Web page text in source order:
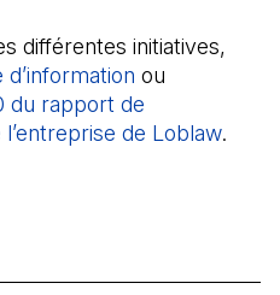
différentes initiatives,
(Il s'ouvre
ou
du rapport de
de Loblaw(Il
.